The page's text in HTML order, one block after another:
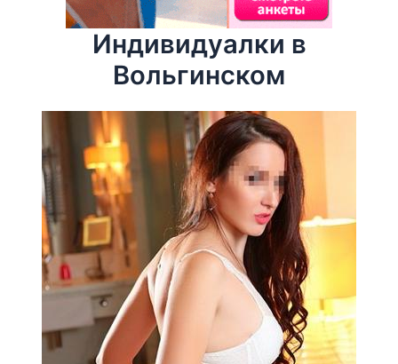
Индивидуалки в
Вольгинском